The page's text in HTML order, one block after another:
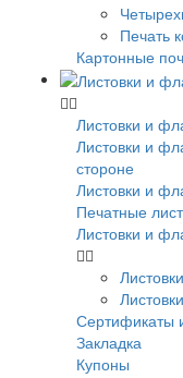
Печать
Картонные
Листовки и
Листовки и
стороне
Листовки и
Печатные
Листовки и
Сертификаты
Закладка
Купоны